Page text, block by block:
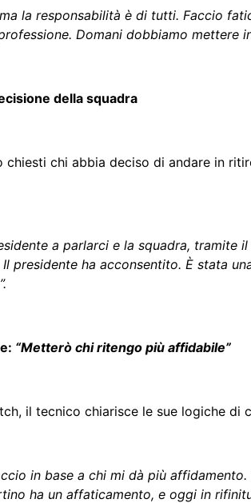
la responsabilità è di tutti. Faccio
Domani dobbiamo mettere
della squadra
chiesti chi abbia deciso di andare in
a parlarci e la squadra, tramite
presidente ha acconsentito. È stata
“Metterò chi ritengo più affidabile”
il tecnico chiarisce le sue logiche di
in base a chi mi dà più
ha un affaticamento, e oggi in